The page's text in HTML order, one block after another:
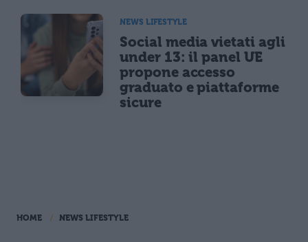
NEWS LIFESTYLE
Social media vietati agli
under 13: il panel UE
propone accesso
graduato e piattaforme
sicure
HOME NEWS LIFESTYLE